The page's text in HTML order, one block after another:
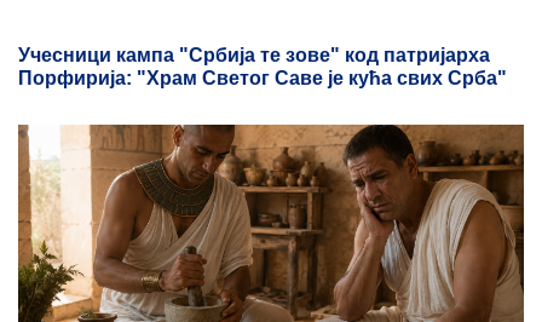
Учесници кампа "Србија те зове" код патријарха
Порфирија: "Храм Светог Саве је кућа свих Срба"